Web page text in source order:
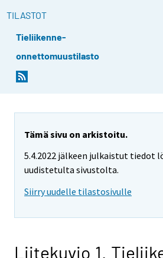
TILASTOT
Tieliikenne-
onnettomuustilasto
Tämä sivu on arkistoitu.
5.4.2022 jälkeen julkaistut tiedot
uudistetulta sivustolta.
Siirry uudelle tilastosivulle
Liitekuvio 1.